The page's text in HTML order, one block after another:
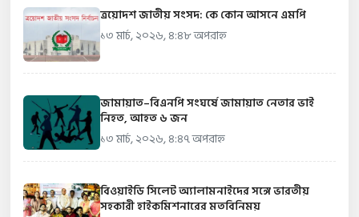
ত্রয়োদশ জাতীয় সংসদ: কে কোন আসনে এমপি
১৩ মার্চ, ২০২৬, ৪:৪৮ অপরাহ্ন
জামায়াত–বিএনপি সংঘর্ষে জামায়াত নেতার ভাই
নিহত, আহত ৬ জন
১৩ মার্চ, ২০২৬, ৪:৪৭ অপরাহ্ন
বিওয়াইডি সিলেট অ্যালামনাইদের সঙ্গে ভারতীয়
সহকারী হাইকমিশনারের মতবিনিময়